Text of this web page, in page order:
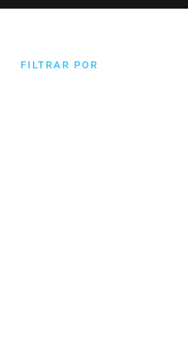
FILTRAR POR